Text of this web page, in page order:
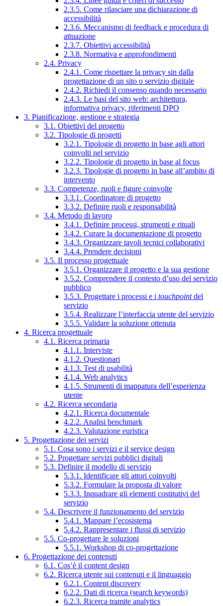
2.3.5. Come rilasciare una dichiarazione di
accessibilità
2.3.6. Meccanismo di feedback e procedura di
attuazione
2.3.7. Obiettivi accessibilità
2.3.8. Normativa e approfondimenti
2.4. Privacy
2.4.1. Come rispettare la privacy sin dalla
progettazione di un sito o servizio digitale
2.4.2. Richiedi il consenso quando necessario
2.4.3. Le basi del sito web: architettura,
informativa privacy, riferimenti DPO
3. Pianificazione, gestione e strategia
3.1. Obiettivi del progetto
3.2. Tipologie di progetti
3.2.1. Tipologie di progetto in base agli attori
coinvolti nel servizio
3.2.2. Tipologie di progetto in base al focus
3.2.3. Tipologie di progetto in base all’ambito di
intervento
3.3. Competenze, ruoli e figure coinvolte
3.3.1. Coordinatore di progetto
3.3.2. Definire ruoli e responsabilità
3.4. Metodo di lavoro
3.4.1. Definire processi, strumenti e rituali
3.4.2. Curare la documentazione di progetto
3.4.3. Organizzare tavoli tecnici collaborativi
3.4.4. Prendere decisioni
3.5. Il processo progettuale
3.5.1. Organizzare il progetto e la sua gestione
3.5.2. Comprendere il contesto d’uso del servizio
pubblico
3.5.3. Progettare i processi e i touchpointdel
servizio
3.5.4. Realizzare l’interfaccia utente del servizio
3.5.5. Validare la soluzione ottenuta
4. Ricerca progettuale
4.1. Ricerca primaria
4.1.1. Interviste
4.1.2. Questionari
4.1.3. Test di usabilità
4.1.4. Web analytics
4.1.5. Strumenti di mappatura dell’esperienza
utente
4.2. Ricerca secondaria
4.2.1. Ricerca documentale
4.2.2. Analisi benchmark
4.2.3. Valutazione euristica
5. Progettazione dei servizi
5.1. Cosa sono i servizi e il service design
5.2. Progettare servizi pubblici digitali
5.3. Definire il modello di servizio
5.3.1. Identificare gli attori coinvolti
5.3.2. Formulare la proposta di valore
5.3.3. Inquadrare gli elementi costitutivi del
servizio
5.4. Descrivere il funzionamento del servizio
5.4.1. Mappare l’ecosistema
5.4.2. Rappresentare i flussi di servizio
5.5. Co-progettare le soluzioni
5.5.1. Workshop di co-progettazione
6. Progettazione dei contenuti
6.1. Cos’è il content design
6.2. Ricerca utente sui contenuti e il linguaggio
6.2.1. Content discovery
6.2.2. Dati di ricerca (search keywords)
6.2.3. Ricerca tramite analytics